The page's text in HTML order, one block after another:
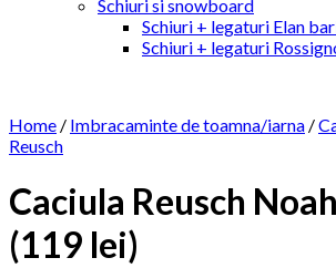
Schiuri si snowboard
Schiuri + legaturi Elan
Schiuri + legaturi
Home / Imbracaminte de toamna/iarna /
Reusch
Caciula Reusch
(119 lei)